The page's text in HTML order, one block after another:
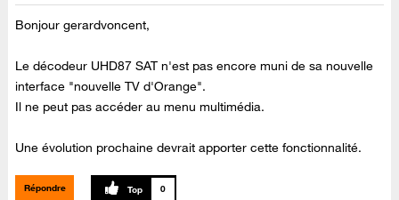
Bonjour gerardvoncent,
Le décodeur UHD87 SAT n'est pas encore muni de sa nouvelle
interface "nouvelle TV d'Orange".
Il ne peut pas accéder au menu multimédia.
Une évolution prochaine devrait apporter cette fonctionnalité.
Répondre 0